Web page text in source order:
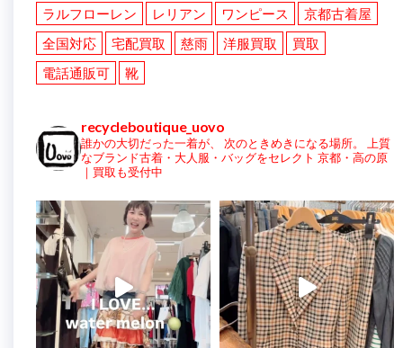
ラルフローレン レリアン ワンピース
京都古着屋
全国対応
宅配買取 慈雨 洋服買取
買取
電話通販可
靴
recycleboutique_uovo
誰かの大切だった一着が、 次のときめきになる場所。
上質
なブランド古着・大人服・バッグをセレクト 京都・高の原
｜買取も受付中